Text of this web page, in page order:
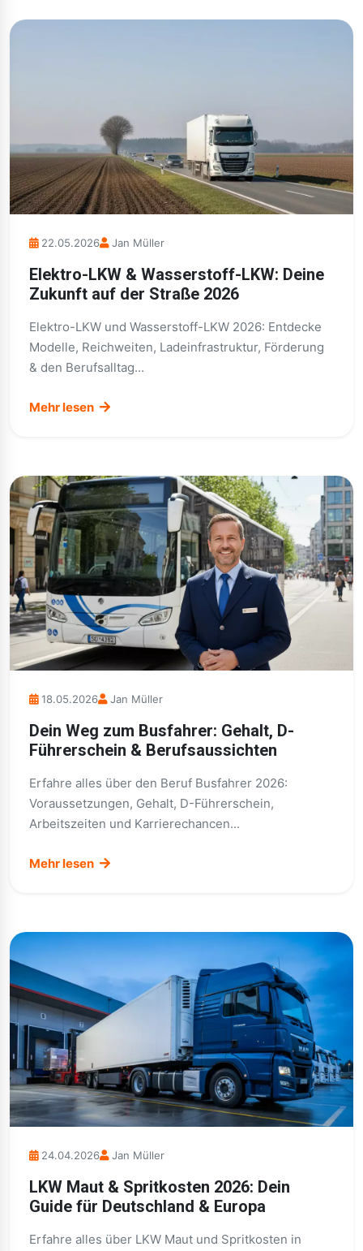
22.05.2026 Jan Müller
Elektro-LKW & Wasserstoff-LKW: Deine
Zukunft auf der Straße 2026
Elektro-LKW und Wasserstoff-LKW 2026: Entdecke
Modelle, Reichweiten, Ladeinfrastruktur, Förderung
& den Berufsalltag...
Mehr lesen
18.05.2026 Jan Müller
Dein Weg zum Busfahrer: Gehalt, D-
Führerschein & Berufsaussichten
Erfahre alles über den Beruf Busfahrer 2026:
Voraussetzungen, Gehalt, D-Führerschein,
Arbeitszeiten und Karrierechancen...
Mehr lesen
24.04.2026 Jan Müller
LKW Maut & Spritkosten 2026: Dein
Guide für Deutschland & Europa
Erfahre alles über LKW Maut und Spritkosten in